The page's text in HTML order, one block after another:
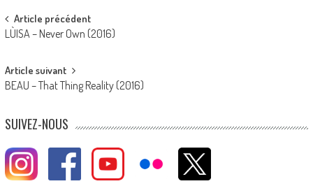
Post
navigation
Article précédent
LÙISA – Never Own (2016)
Article suivant
BEAU – That Thing Reality (2016)
SUIVEZ-NOUS